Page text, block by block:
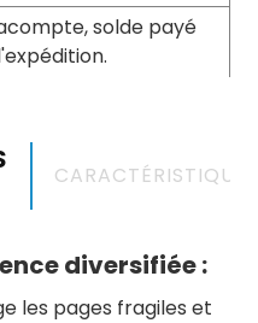
solde payé
diversifiée :
les pages fragiles et